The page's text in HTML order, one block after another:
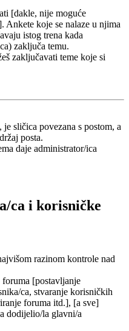
[dakle, nije moguće
Ankete koje se nalaze u njima
istog trena kada
zaključa temu.
zaključavati teme koje si
sličica povezana s postom, a
posta.
daje administrator/ica
ca i korisničke
razinom kontrole nad
[postavljanje
ca, stvaranje korisničkih
foruma itd.], [a sve]
dodijelio/la glavni/a